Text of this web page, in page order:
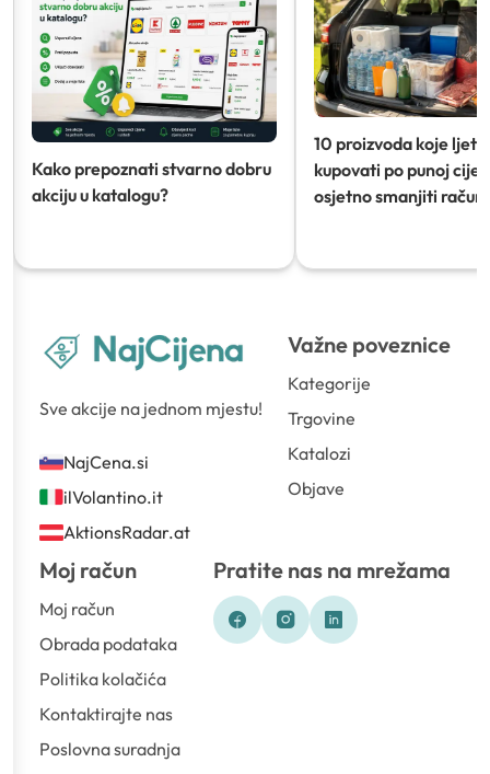
Kako prepoznati stvarno dobru
akciju u katalogu?
10 proizvoda koje ljeti
kupovati po punoj
osjetno smanjiti račun)
Sve akcije na jednom mjestu!
NajCena.si
ilVolantino.it
AktionsRadar.at
Važne poveznice
Kategorije
Trgovine
Katalozi
Objave
Moj račun
Moj račun
Obrada podataka
Politika kolačića
Kontaktirajte nas
Poslovna suradnja
Pratite nas na mrežama